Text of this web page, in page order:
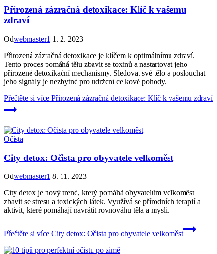
Přirozená zázračná detoxikace: Klíč k vašemu
zdraví
Odwebmaster1 1. 2. 2023
Přirozená zázračná detoxikace je klíčem k optimálnímu zdraví.
Tento proces pomáhá tělu zbavit se toxinů a nastartovat jeho
přirozené detoxikační mechanismy. Sledovat své tělo a poslouchat
jeho signály je nezbytné pro udržení celkové pohody.
Přečtěte si více Přirozená zázračná detoxikace: Klíč k vašemu zdraví
Očista
City detox: Očista pro obyvatele velkoměst
Odwebmaster1 8. 11. 2023
City detox je nový trend, který pomáhá obyvatelům velkoměst
zbavit se stresu a toxických látek. Využívá se přírodních terapií a
aktivit, které pomáhají navrátit rovnováhu těla a mysli.
Přečtěte si více City detox: Očista pro obyvatele velkoměst